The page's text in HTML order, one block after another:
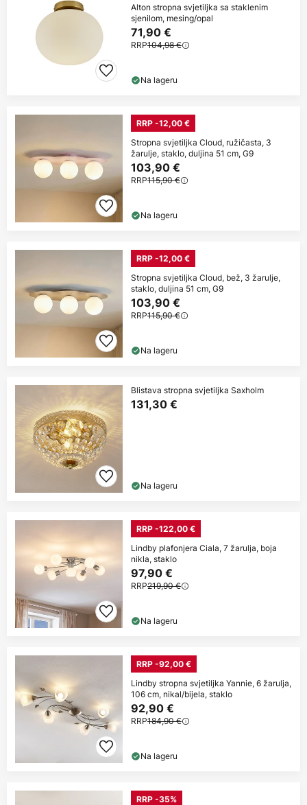
Alton stropna svjetiljka sa staklenim
sjenilom, mesing/opal
71,90 €
RRP104,98 €
Na lageru
RRP -12,00 €
Stropna svjetiljka Cloud, ružičasta, 3
žarulje, staklo, duljina 51 cm, G9
103,90 €
RRP115,90 €
Na lageru
RRP -12,00 €
Stropna svjetiljka Cloud, bež, 3 žarulje,
staklo, duljina 51 cm, G9
103,90 €
RRP115,90 €
Na lageru
Blistava stropna svjetiljka Saxholm
131,30 €
Na lageru
RRP -122,00 €
Lindby plafonjera Ciala, 7 žarulja, boja
nikla, staklo
97,90 €
RRP219,90 €
Na lageru
RRP -92,00 €
Lindby stropna svjetiljka Yannie, 6 žarulja,
106 cm, nikal/bijela, staklo
92,90 €
RRP184,90 €
Na lageru
RRP -35%